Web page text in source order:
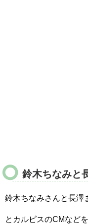
鈴木ちなみと
鈴木ちなみさんと長澤
とカルピスのCMなど